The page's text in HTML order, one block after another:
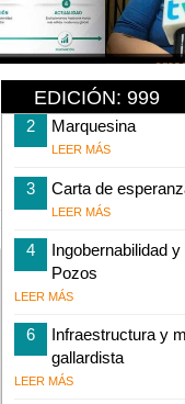
EDICIÓN: 999
2 Marquesina
LEER MÁS
3 Carta de
LEER MÁS
4
Ingobernabilidad
Pozos
LEER MÁS
6
Infraestructura y
gallardista
LEER MÁS